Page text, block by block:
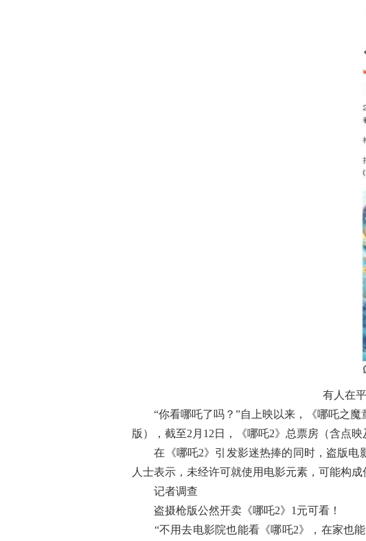
有人在平
“你看哪吒了吗？”自上映以来，《哪吒之魔
版），截至2月12日，《哪吒2》总票房（含点映
在《哪吒2》引发影迷热捧的同时，盗版电
人士表示，未经许可就使用电影元素，可能构
记者调查
盗摄枪版公然开卖《哪吒2》1元可看！
“不用去电影院也能看《哪吒2》，在家也能